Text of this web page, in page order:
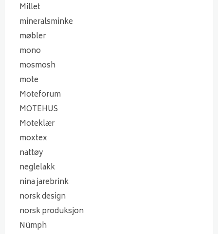
Millet
mineralsminke
møbler
mono
mosmosh
mote
Moteforum
MOTEHUS
Moteklær
moxtex
nattøy
neglelakk
nina jarebrink
norsk design
norsk produksjon
Nümph